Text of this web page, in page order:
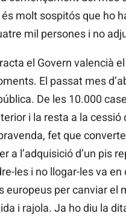
molt sospitós que ho
mil persones i no
el Govern valencià
El passat mes
De les 10.000
i la resta a la
fet que
a l’adquisició d’un pis
les i no llogar-les va
per canviar el
i rajola. Ja ho diu la